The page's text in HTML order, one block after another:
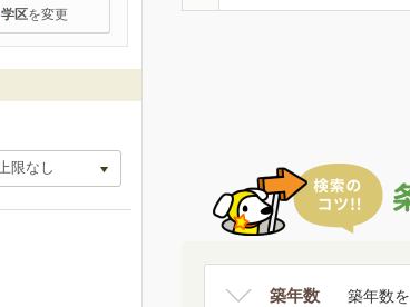
学区を変更
築年数 築年数を